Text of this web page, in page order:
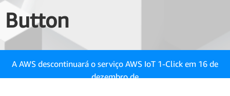
Button
A AWS descontinuará o serviço AWS IoT 1-Click em 16 de
dezembro de